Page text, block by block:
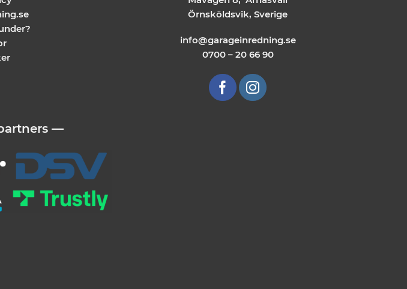
—
Örnsköldsvik, Sverige
info@garageinredning.se
0700 – 20 66 90